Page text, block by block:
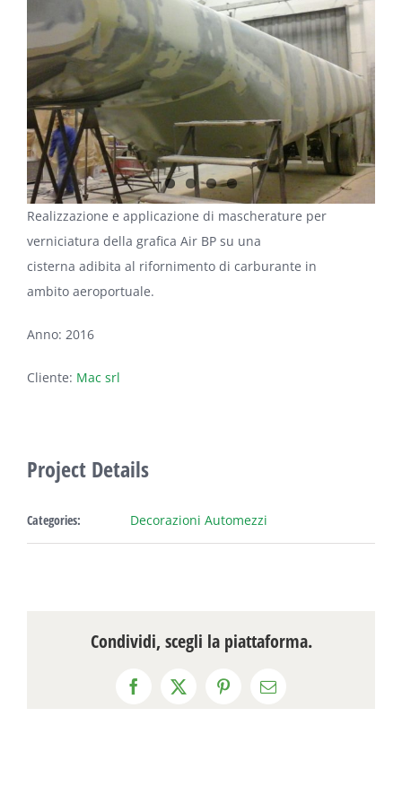
Realizzazione e applicazione di mascherature per
verniciatura della grafica Air BP su una
cisterna adibita al rifornimento di carburante in
ambito aeroportuale.
Anno: 2016
Cliente: Mac srl
Project Details
Categories: Decorazioni Automezzi
Condividi, scegli la piattaforma.
Facebook
X PinterestEmail